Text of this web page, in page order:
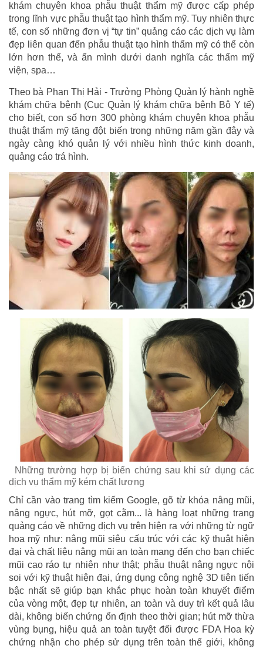
khám chuyên khoa phẫu thuật thẩm mỹ được cấp phép
trong lĩnh vực phẫu thuật tạo hình thẩm mỹ. Tuy nhiên thực
tế, con số những đơn vị “tự tin” quảng cáo các dịch vụ làm
đẹp liên quan đến phẫu thuật tạo hình thẩm mỹ có thể còn
lớn hơn thế, và ẩn mình dưới danh nghĩa các thẩm mỹ
viện, spa…
Theo bà Phan Thị Hải - Trưởng Phòng Quản lý hành nghề
khám chữa bệnh (Cục Quản lý khám chữa bệnh Bộ Y tế)
cho biết, con số hơn 300 phòng khám chuyên khoa phẫu
thuật thẩm mỹ tăng đột biến trong những năm gần đây và
ngày càng khó quản lý với nhiều hình thức kinh doanh,
quảng cáo trá hình.
Những trường hợp bị biến chứng sau khi sử dụng các
dịch vụ thẩm mỹ kém chất lượng
Chỉ cần vào trang tìm kiếm Google, gõ từ khóa nâng mũi,
nâng ngực, hút mỡ, gọt cằm... là hàng loạt những trang
quảng cáo về những dịch vụ trên hiện ra với những từ ngữ
hoa mỹ như: nâng mũi siêu cấu trúc với các kỹ thuật hiện
đại và chất liệu nâng mũi an toàn mang đến cho bạn chiếc
mũi cao ráo tự nhiên như thật; phẫu thuật nâng ngực nội
soi với kỹ thuật hiện đại, ứng dụng công nghệ 3D tiên tiến
bậc nhất sẽ giúp bạn khắc phục hoàn toàn khuyết điểm
của vòng một, đẹp tự nhiên, an toàn và duy trì kết quả lâu
dài, không biến chứng ổn định theo thời gian; hút mỡ thừa
vùng bụng, hiệu quả an toàn tuyệt đối được FDA Hoa kỳ
chứng nhận cho phép sử dụng trên toàn thế giới, không